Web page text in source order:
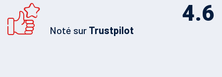
4.6
Noté sur Trustpilot